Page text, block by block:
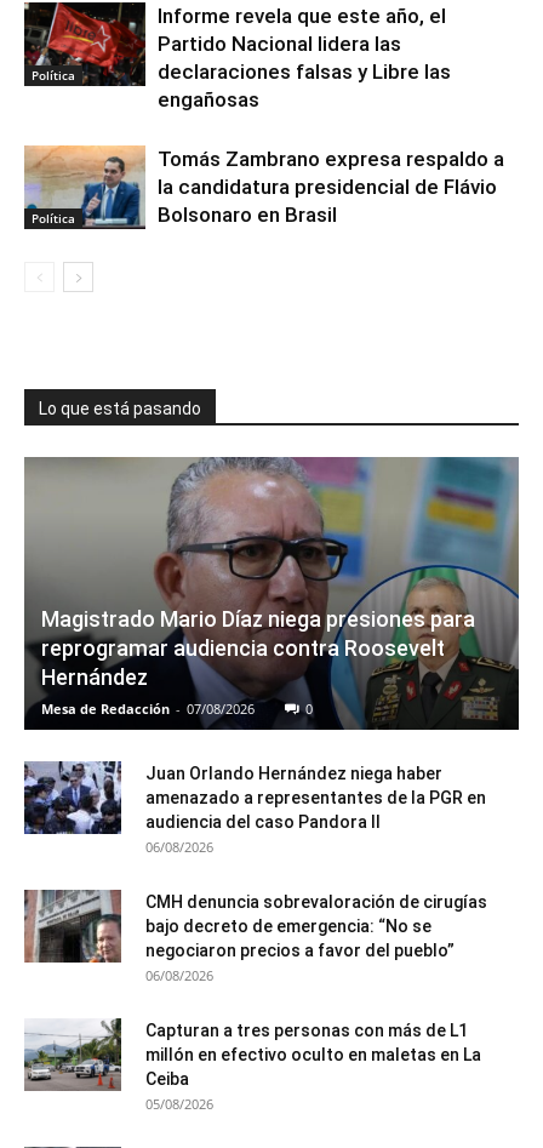
Política
Informe revela que este año, el
Partido Nacional lidera las
declaraciones falsas y Libre las
engañosas
Política
Tomás Zambrano expresa respaldo a
la candidatura presidencial de Flávio
Bolsonaro en Brasil
Lo que está pasando
Magistrado Mario Díaz niega presiones para
reprogramar audiencia contra Roosevelt
Hernández
Mesa de Redacción - 07/08/2026 0
Juan Orlando Hernández niega haber
amenazado a representantes de la PGR en
audiencia del caso Pandora II
06/08/2026
CMH denuncia sobrevaloración de cirugías
bajo decreto de emergencia: “No se
negociaron precios a favor del pueblo”
06/08/2026
Capturan a tres personas con más de L1
millón en efectivo oculto en maletas en La
Ceiba
05/08/2026